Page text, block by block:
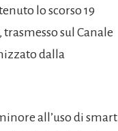
lo scorso 19
sul Canale
dalla
all’uso di smart